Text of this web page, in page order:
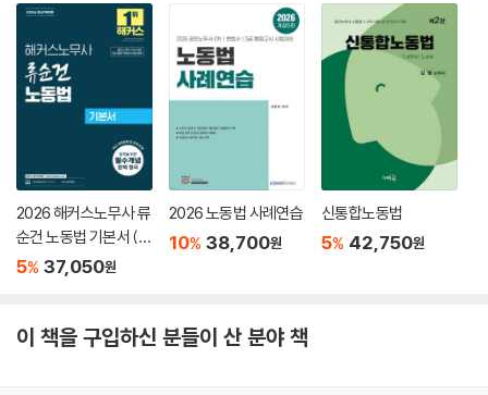
2026 해커스노무사 류
순건 노동법 기본서 (공
인노무사 2차 시험 대
5% 37,050원
2026 노동법 사례연습
10% 38,700원
신통합노동법
5% 42,750원
이 책을 구입하신 분들이 산 분야 책